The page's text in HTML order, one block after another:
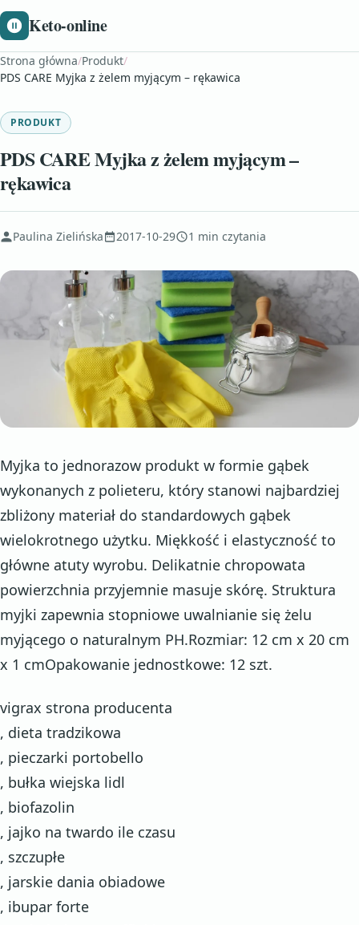
Keto-online
Strona główna/Produkt/
PDS CARE Myjka z żelem myjącym – rękawica
PRODUKT
PDS CARE Myjka z żelem myjącym –
rękawica
Paulina Zielińska 2017-10-29 1 min czytania
Myjka to jednorazow produkt w formie gąbek
wykonanych z polieteru, który stanowi najbardziej
zbliżony materiał do standardowych gąbek
wielokrotnego użytku. Miękkość i elastyczność to
główne atuty wyrobu. Delikatnie chropowata
powierzchnia przyjemnie masuje skórę. Struktura
myjki zapewnia stopniowe uwalnianie się żelu
myjącego o naturalnym PH.Rozmiar: 12 cm x 20 cm
x 1 cmOpakowanie jednostkowe: 12 szt.
vigrax strona producenta
, dieta tradzikowa
, pieczarki portobello
, bułka wiejska lidl
, biofazolin
, jajko na twardo ile czasu
, szczupłe
, jarskie dania obiadowe
, ibupar forte